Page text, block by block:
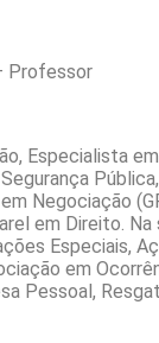
Professor
Especialista
Negociação
em Direito.
Especiais,
em
Pessoal,